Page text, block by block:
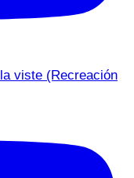
viste (Recreación